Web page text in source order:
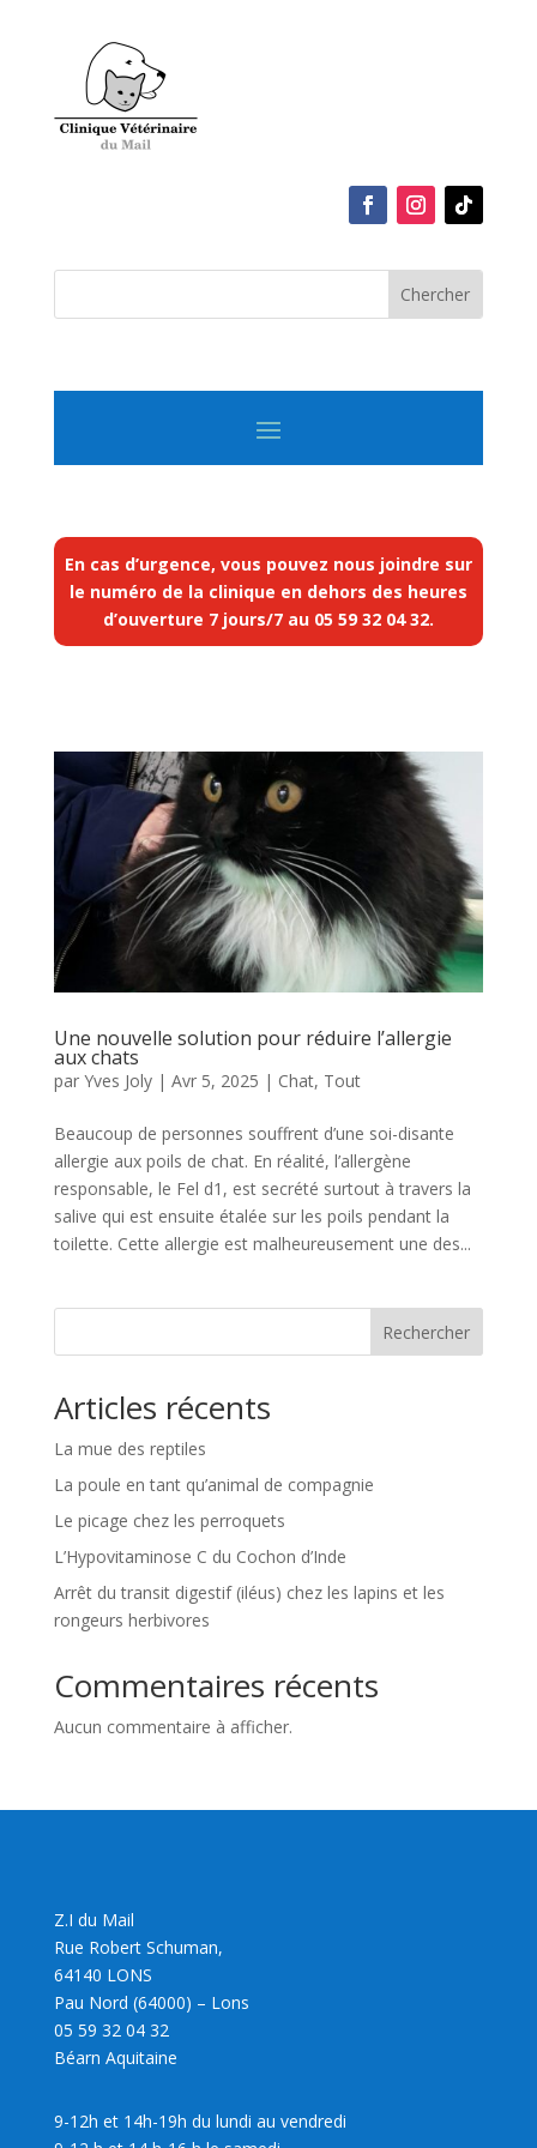
En cas d’urgence, vous pouvez nous joindre sur
le numéro de la clinique en dehors des heures
d’ouverture 7 jours/7 au 05 59 32 04 32.
Une nouvelle solution pour réduire l’allergie
aux chats
par Yves Joly| Avr 5, 2025 | Chat, Tout
Beaucoup de personnes souffrent d’une soi-disante
allergie aux poils de chat. En réalité, l’allergène
responsable, le Fel d1, est secrété surtout à travers la
salive qui est ensuite étalée sur les poils pendant la
toilette. Cette allergie est malheureusement une des...
Rechercher
Articles récents
La mue des reptiles
La poule en tant qu’animal de compagnie
Le picage chez les perroquets
L’Hypovitaminose C du Cochon d’Inde
Arrêt du transit digestif (iléus) chez les lapins et les
rongeurs herbivores
Commentaires récents
Aucun commentaire à afficher.
Z.I du Mail
Rue Robert Schuman,
64140 LONS
Pau Nord (64000) – Lons
05 59 32 04 32
Béarn Aquitaine
9-12h et 14h-19h du lundi au vendredi